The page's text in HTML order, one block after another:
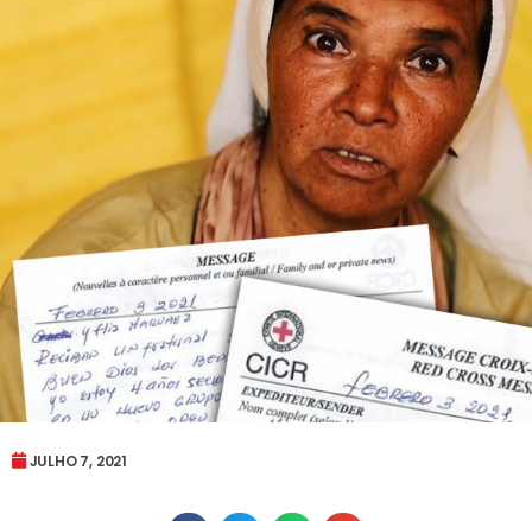
JULHO 7, 2021